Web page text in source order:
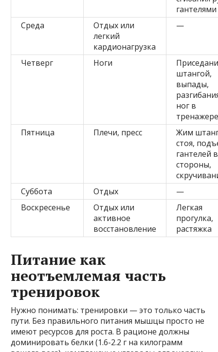
гантелями
Среда
Отдых или
легкий
кардионагрузка
—
Четверг Ноги
штангой,
выпады,
ног в
Пятница
Плечи, пресс
Жим
стоя,
гантелей в
стороны,
Суббота
Отдых
—
Воскресенье
Отдых или
активное
восстановление
Легкая
прогулка,
растяжка
Питание как
неотъемлемая часть
тренировок
Нужно понимать: тренировки — это только часть
пути. Без правильного питания мышцы просто не
имеют ресурсов для роста. В рационе должны
доминировать белки (1.6-2.2 г на килограмм